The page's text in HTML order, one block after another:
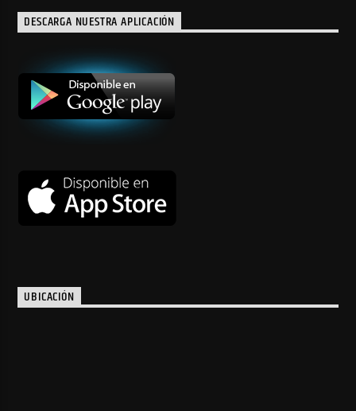
DESCARGA NUESTRA APLICACIÓN
UBICACIÓN